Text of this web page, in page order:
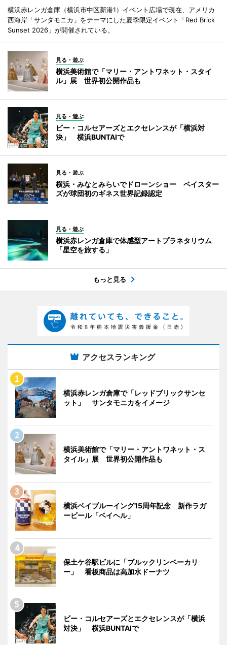
横浜赤レンガ倉庫（横浜市中区新港1）イベント広場で現在、アメリカ
西海岸「サンタモニカ」をテーマにした夏季限定イベント「Red Brick
Sunset 2026」が開催されている。
見る・遊ぶ
横浜美術館で「マリー・アントワネット・スタイ
ル」展 世界初公開作品も
見る・遊ぶ
ビー・コルセアーズとエクセレンスが「横浜対
決」 横浜BUNTAIで
見る・遊ぶ
横浜・みなとみらいでドローンショー ベイスター
ズが球団初のギネス世界記録認定
見る・遊ぶ
横浜赤レンガ倉庫で体感型アートプラネタリウム
「星空を旅する」
もっと見る
アクセスランキング
横浜赤レンガ倉庫で「レッドブリックサンセ
ット」 サンタモニカをイメージ
横浜美術館で「マリー・アントワネット・ス
タイル」展 世界初公開作品も
横浜ベイブルーイング15周年記念 新作ラガ
ービール「ベイヘル」
保土ケ谷駅ビルに「ブルックリンベーカリ
ー」 看板商品は高加水ドーナツ
ビー・コルセアーズとエクセレンスが「横浜
対決」 横浜BUNTAIで